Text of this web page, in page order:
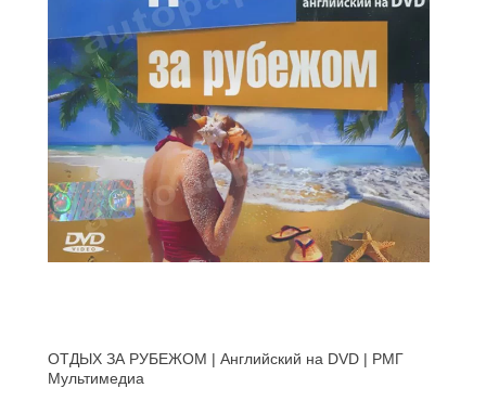
ОТДЫХ ЗА РУБЕЖОМ | Английский на DVD | РМГ
Мультимедиа